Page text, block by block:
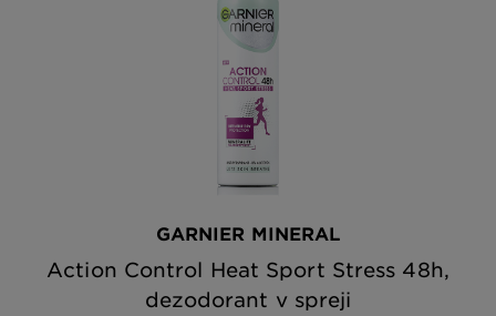
GARNIER MINERAL
Action Control Heat Sport Stress 48h,
dezodorant v spreji